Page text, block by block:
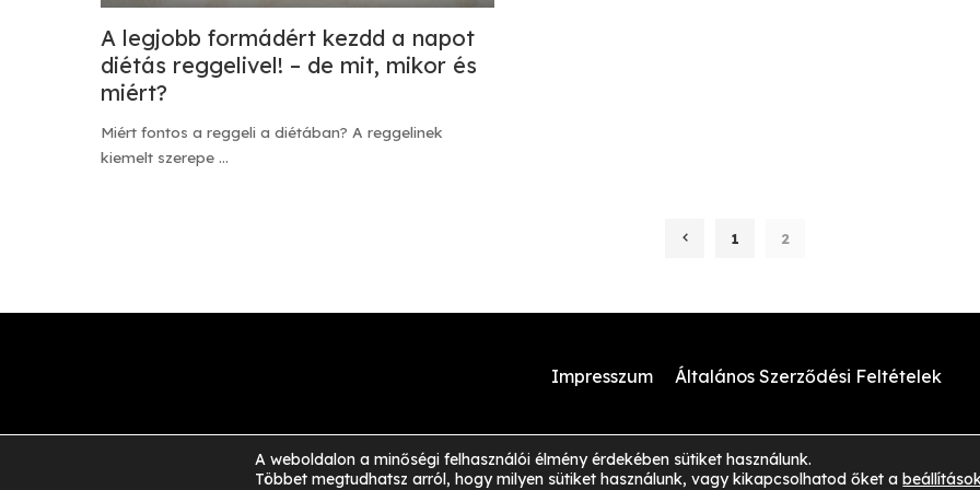
A legjobb formádért kezdd a napot
diétás reggelivel! – de mit, mikor és
miért?
Miért fontos a reggeli a diétában? A reggelinek
kiemelt szerepe ...
1 2
Impresszum Általános Szerződési Feltételek
© 2026Globalance
A weboldalon a minőségi felhasználói élmény érdekében sütiket használunk.
Többet megtudhatsz arról, hogy milyen sütiket használunk, vagy kikapcsolhatod őket a